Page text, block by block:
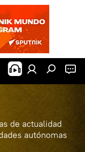
de actualidad
autónomas